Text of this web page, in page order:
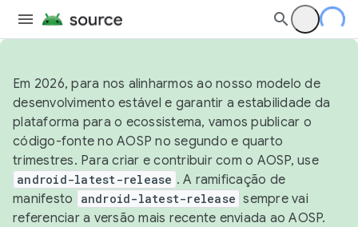
Em 2026, para nos alinharmos ao nosso modelo de
desenvolvimento estável e garantir a estabilidade da
plataforma para o ecossistema, vamos publicar o
código-fonte no AOSP no segundo e quarto
trimestres. Para criar e contribuir com o AOSP, use
android-latest-release . A ramificação de
manifesto
android-latest-release sempre vai
referenciar a versão mais recente enviada ao AOSP.